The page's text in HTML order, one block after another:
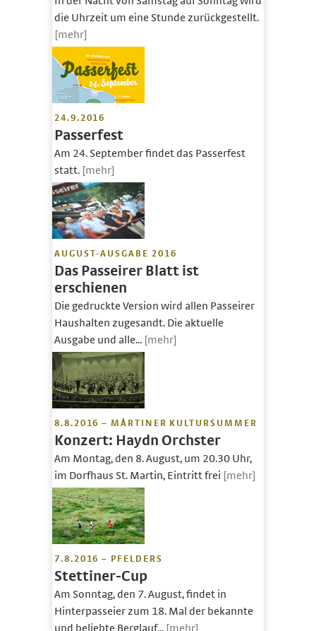
die Uhrzeit um eine Stunde zurückgestellt.
[mehr]
24.9.2016
Passerfest
Am 24. September findet das Passerfest
statt. [mehr]
AUGUST-AUSGABE 2016
Das Passeirer Blatt ist
erschienen
Die gedruckte Version wird allen Passeirer
Haushalten zugesandt. Die aktuelle
Ausgabe und alle... [mehr]
8.8.2016 – MÅRTINER KULTURSUMMER
Konzert: Haydn Orchster
Am Montag, den 8. August, um 20.30 Uhr,
im Dorfhaus St. Martin, Eintritt frei [mehr]
7.8.2016 – PFELDERS
Stettiner-Cup
Am Sonntag, den 7. August, findet in
Hinterpasseier zum 18. Mal der bekannte
und beliebte Berglauf... [mehr]